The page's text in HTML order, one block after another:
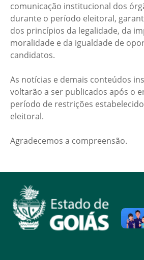
comunicação institucional dos
durante o período eleitoral,
dos princípios da legalidade, da
moralidade e da igualdade de
candidatos.
As notícias e demais conteúdos
voltarão a ser publicados após o
período de restrições
eleitoral.
Agradecemos a compreensão.